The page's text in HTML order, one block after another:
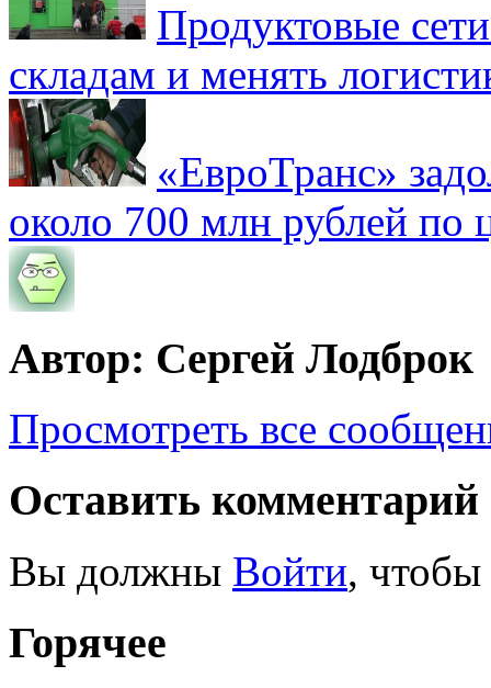
Продуктовые
складам и менять
«ЕвроТранс»
около 700 млн рублей
Автор: Сергей Лодброк
Просмотреть все
Оставить комментарий
Вы должны Войти, чтобы
Горячее